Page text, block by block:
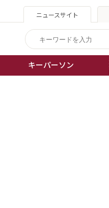
ニュースサイト
キーパーソン